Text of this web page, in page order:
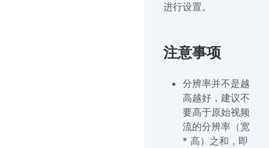
进行设置。
注意事项
分辨率并不是越
高越好，建议不
要高于原始视频
流的分辨率（宽
* 高）之和，即